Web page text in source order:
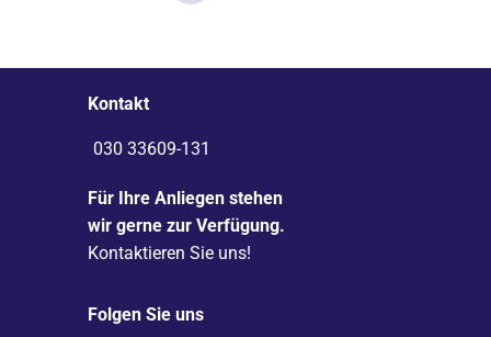
Kontakt
030 33609-131
Für Ihre Anliegen stehen
wir gerne zur Verfügung.
Kontaktieren Sie uns!
Folgen Sie uns